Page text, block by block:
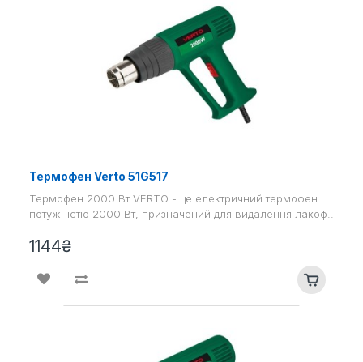
Термофен Verto 51G517
Термофен 2000 Вт VERTO - це електричний термофен
потужністю 2000 Вт, призначений для видалення лакоф..
1144₴